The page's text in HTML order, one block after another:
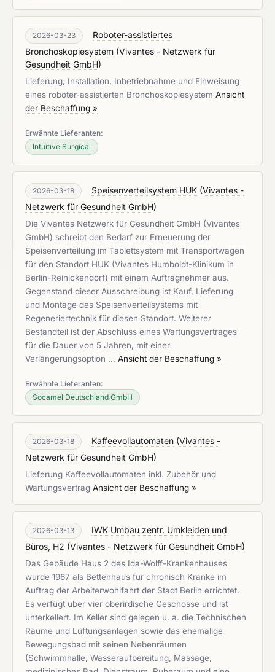
2026-03-23
Roboter-assistiertes
Bronchoskopiesystem (Vivantes - Netzwerk für
Gesundheit GmbH)
Lieferung, Installation, Inbetriebnahme und Einweisung
eines roboter-assistierten Bronchoskopiesystem Ansicht
der Beschaffung »
Erwähnte Lieferanten:
Intuitive Surgical
2026-03-18 Speisenverteilsystem HUK (Vivantes -
Netzwerk für Gesundheit GmbH)
Die Vivantes Netzwerk für Gesundheit GmbH (Vivantes
GmbH) schreibt den Bedarf zur Erneuerung der
Speisenverteilung im Tablettsystem mit Transportwagen
für den Standort HUK (Vivantes Humboldt-Klinikum in
Berlin-Reinickendorf) mit einem Auftragnehmer aus.
Gegenstand dieser Ausschreibung ist Kauf, Lieferung
und Montage des Speisenverteilsystems mit
Regeneriertechnik für diesen Standort. Weiterer
Bestandteil ist der Abschluss eines Wartungsvertrages
für die Dauer von 5 Jahren, mit einer
Verlängerungsoption … Ansicht der Beschaffung »
Erwähnte Lieferanten:
Socamel Deutschland GmbH
2026-03-18 Kaffeevollautomaten (Vivantes -
Netzwerk für Gesundheit GmbH)
Lieferung Kaffeevollautomaten inkl. Zubehör und
Wartungsvertrag Ansicht der Beschaffung »
2026-03-13
IWK Umbau zentr. Umkleiden und
Büros, H2 (Vivantes - Netzwerk für Gesundheit GmbH)
Das Gebäude Haus 2 des Ida-Wolff-Krankenhauses
wurde 1967 als Bettenhaus für chronisch Kranke im
Auftrag der Arbeiterwohlfahrt der Stadt Berlin errichtet.
Es verfügt über vier oberirdische Geschosse und ist
unterkellert. Im Keller sind gelegen u. a. die Technischen
Räume und Lüftungsanlagen sowie das ehemalige
Bewegungsbad mit seinen Nebenräumen
(Schwimmhalle, Wasseraufbereitung, Massage,